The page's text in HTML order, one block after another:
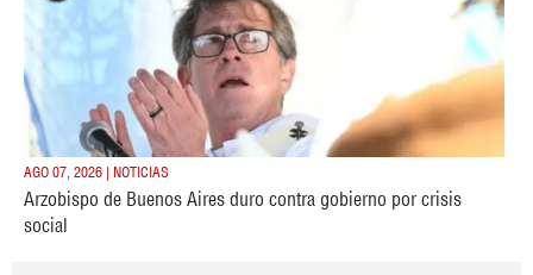
AGO 07, 2026 | NOTICIAS
Arzobispo de Buenos Aires duro contra gobierno por crisis
social